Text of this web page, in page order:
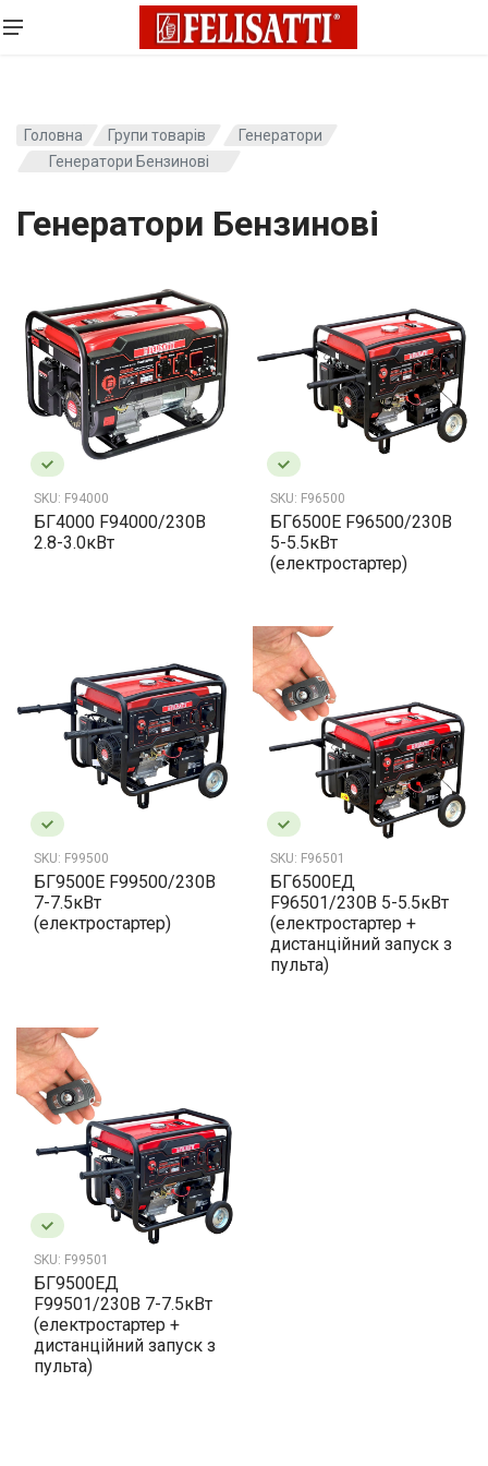
Головна Групи товарів
Генератори
Генератори Бензинові
Генератори Бензинові
SKU: F94000
БГ4000 F94000/230В
2.8-3.0кВт
SKU: F96500
БГ6500Е F96500/230В
5-5.5кВт
(електростартер)
SKU: F99500
БГ9500Е F99500/230В
7-7.5кВт
(електростартер)
SKU: F96501
БГ6500ЕД
F96501/230В 5-5.5кВт
(електростартер +
дистанційний запуск з
пульта)
SKU: F99501
БГ9500ЕД
F99501/230В 7-7.5кВт
(електростартер +
дистанційний запуск з
пульта)